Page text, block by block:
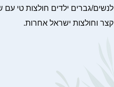
לנשים/גברים ילדים חולצות טי עם
קצר וחולצות ישראל אחרות.